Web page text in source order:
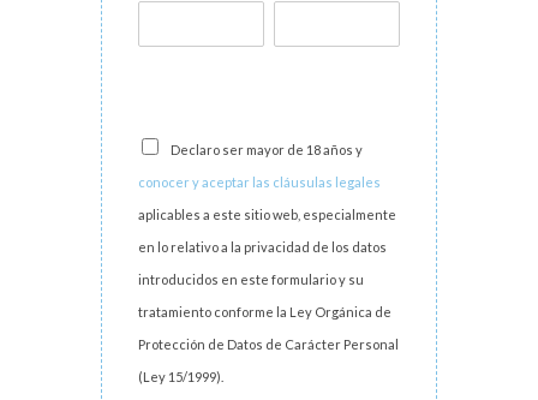
Declaro ser mayor de 18 años y
conocer y aceptar las cláusulas legales
aplicables a este sitio web, especialmente
en lo relativo a la privacidad de los datos
introducidos en este formulario y su
tratamiento conforme la Ley Orgánica de
Protección de Datos de Carácter Personal
(Ley 15/1999).